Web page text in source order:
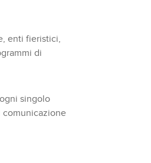
enti fieristici,
di
singolo
comunicazione